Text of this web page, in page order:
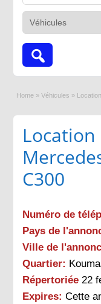
Home » Véhicules »
Location
C300
Numéro de
Pays de
Ville de
Quartier:
Répertoriée 22
Expires: Cette